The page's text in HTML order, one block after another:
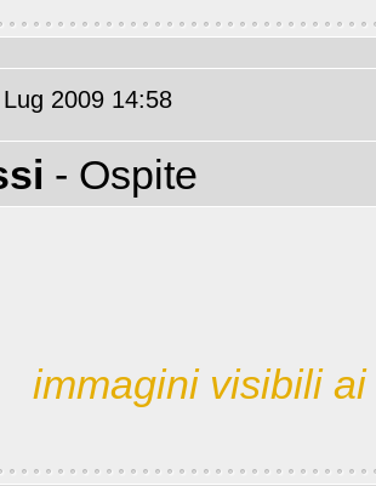
2009 14:58
- Ospite
immagini visibili